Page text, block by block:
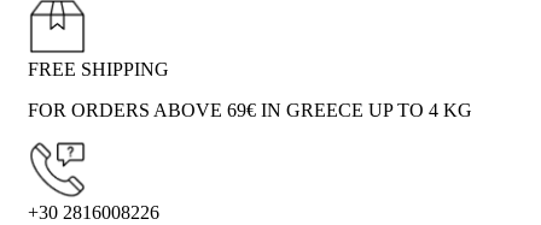
FREE SHIPPING
FOR ORDERS ABOVE 69€ IN GREECE UP TO 4 KG
+30 2816008226